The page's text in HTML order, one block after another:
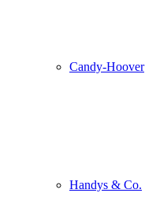
Candy-Hoover
Handys & Co.